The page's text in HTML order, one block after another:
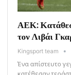
ΑΕΚ:
τον Λιβάι
Kingsport team
Ένα απίστευτο